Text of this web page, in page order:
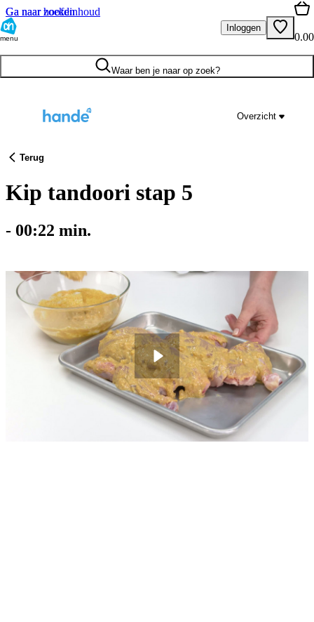
Ga naar hoofdinhoud
Ga naar zoeken
menu
Inloggen
0.00
Waar ben je naar op zoek?
Overzicht
Terug
Kip tandoori stap 5
- 00:22 min.